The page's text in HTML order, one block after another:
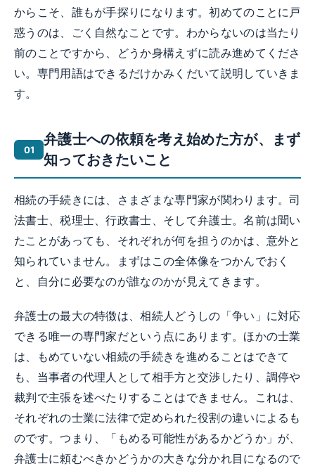
からこそ、誰もが手探りになります。初めてのことに戸
惑うのは、ごく自然なことです。わからないのは当たり
前のことですから、どうか身構えずに読み進めてくださ
い。専門用語はできるだけかみくだいて説明していきま
す。
弁護士への依頼を考え始めた方が、まず
知っておきたいこと
相続の手続きには、さまざまな専門家が関わります。司
法書士、税理士、行政書士、そして弁護士。名前は聞い
たことがあっても、それぞれが何を担うのかは、意外と
知られていません。まずはこの全体像をつかんでおく
と、自分に必要なのが誰なのかが見えてきます。
弁護士の最大の特徴は、相続人どうしの「争い」に対応
できる唯一の専門家だという点にあります。ほかの士業
は、もめていない相続の手続きを進めることはできて
も、当事者の代理人として相手方と交渉したり、調停や
裁判で主張を述べたりすることはできません。これは、
それぞれの士業に法律で定められた役割の違いによるも
のです。つまり、「もめる可能性があるかどうか」が、
弁護士に頼むべきかどうかの大きな分かれ目になるので